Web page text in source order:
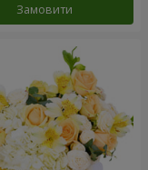
Замовити